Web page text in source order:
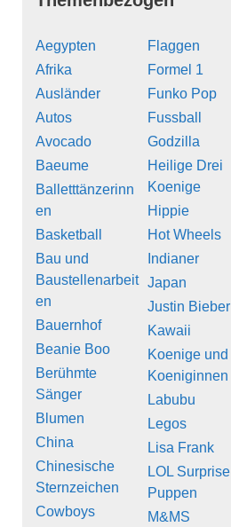
Aegypten
Afrika
Ausländer
Autos
Avocado
Baeume
Balletttänzerinn
en
Basketball
Bau und
Baustellenarbeit
en
Bauernhof
Beanie Boo
Berühmte
Sänger
Blumen
China
Chinesische
Sternzeichen
Cowboys
Flaggen
Formel 1
Funko Pop
Fussball
Godzilla
Heilige Drei
Koenige
Hippie
Hot Wheels
Indianer
Japan
Justin Bieber
Kawaii
Koenige und
Koeniginnen
Labubu
Legos
Lisa Frank
LOL Surprise
Puppen
M&MS